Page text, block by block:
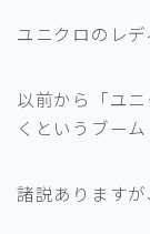
ユニクロのレデ
以前から「ユ
くというブー
諸説ありますが